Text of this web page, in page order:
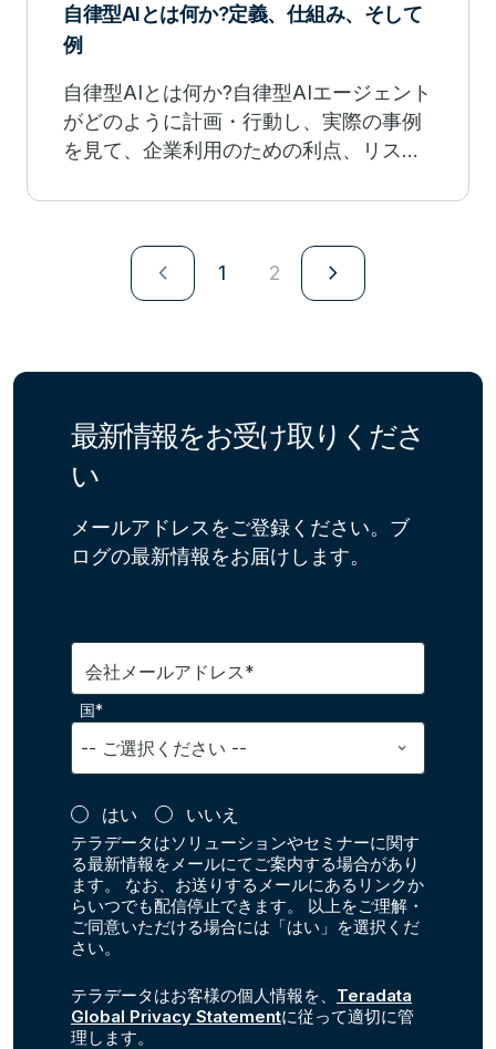
自律型AIとは何か?定義、仕組み、そして
例
自律型AIとは何か?自律型AIエージェント
がどのように計画・行動し、実際の事例
を見て、企業利用のための利点、リス
navigate_next 1 2 navigate_next
最新情報をお受け取りくださ
い
メールアドレスをご登録ください。ブ
ログの最新情報をお届けします。
会社メールアドレス*
国*
はい いいえ
テラデータはソリューションやセミナーに関す
る最新情報をメールにてご案内する場合があり
ます。 なお、お送りするメールにあるリンクか
らいつでも配信停止できます。 以上をご理解・
ご同意いただける場合には「はい」を選択くだ
さい。
テラデータはお客様の個人情報を、 Teradata
Global Privacy Statementに従って適切に管
理します。